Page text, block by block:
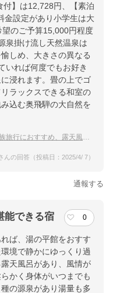
】は12,728円、【素泊
金設定があり小学生は大
のご予算15,000円程度
泉掛け流し天然温泉は
しめ、大きさの異なる
いれば何度でもお好き
浸れます。畳の上でゴ
ラックスできる和室の
込む奥飛騨の大自然を
すすめ、露天風呂が素敵な宿は？
んの回答（投稿日：2025/4/ 7）
通報する
能できる宿 0
ば、湯の平館をおすす
境で静かにゆっくり過
天風呂があり、風情が
かく身体がいつまでも
の源泉があり湯量も多